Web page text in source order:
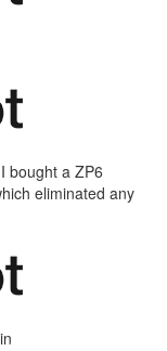
bought a ZP6
eliminated any